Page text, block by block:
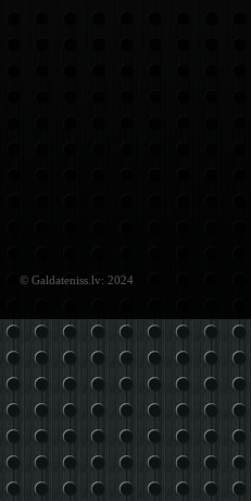
© Galdateniss.lv: 2024